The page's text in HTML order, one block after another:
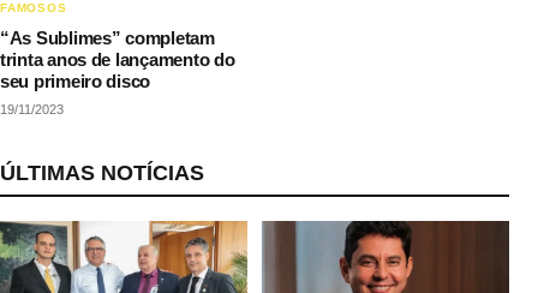
FAMOSOS
“As Sublimes” completam
trinta anos de lançamento do
seu primeiro disco
19/11/2023
ÚLTIMAS NOTÍCIAS